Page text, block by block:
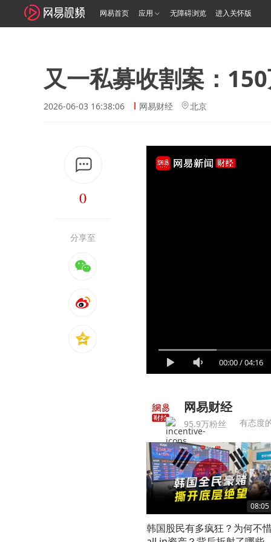
网易首页 应用 无障碍浏览 进入关怀版
又一私募收割案：
2026-06-03 16:38:06 网易财经 北京
0
分享至
00:00/04:16
网易财经
95.9万粉丝 有态度
08:05
韩国股民有多疯狂？为何不